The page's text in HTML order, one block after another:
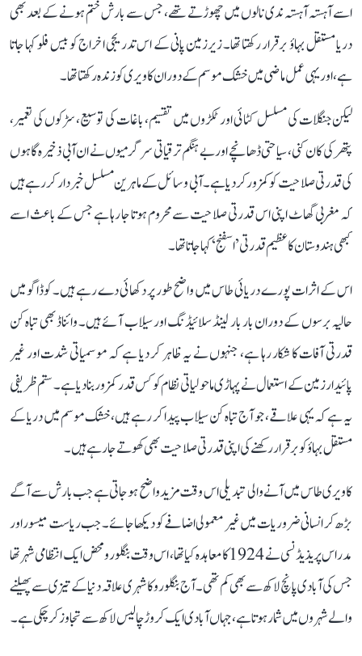
اسے آہستہ آہستہ ندی نالوں میں چھوڑتے تھے، جس سے بارش ختم ہونے کے بعد بھی
دریا مستقل بہاؤ برقرار رکھتا تھا۔ زیرزمین پانی کے اس تدریجی اخراج کو بیس فلو کہا جاتا
ہے، اور یہی عمل ماضی میں خشک موسم کے دوران کاویری کو زندہ رکھتا تھا۔
لیکن جنگلات کی مسلسل کٹائی اور ٹکڑوں میں تقسیم، باغات کی توسیع، سڑکوں کی تعمیر،
پتھر کی کان کنی، سیاحتی ڈھانچے اور بے ہنگم ترقیاتی سرگرمیوں نے ان آبی ذخیرہ گاہوں
کی قدرتی صلاحیت کو کمزور کر دیا ہے۔ آبی وسائل کے ماہرین مسلسل خبردار کر رہے ہیں
کہ مغربی گھاٹ اپنی اس قدرتی صلاحیت سے محروم ہوتا جا رہا ہے جس کے باعث اسے
کبھی ہندوستان کا عظیم قدرتی ’اسفنج‘ کہا جاتا تھا۔
اس کے اثرات پورے دریائی طاس میں واضح طور پر دکھائی دے رہے ہیں۔ کوڈاگو میں
حالیہ برسوں کے دوران بار بار لینڈ سلائیڈنگ اور سیلاب آئے ہیں۔ وائناڈ بھی تباہ کن
قدرتی آفات کا شکار رہا ہے، جنہوں نے یہ ظاہر کر دیا ہے کہ موسمیاتی شدت اور غیر
پائیدار زمین کے استعمال نے پہاڑی ماحولیاتی نظام کو کس قدر کمزور بنا دیا ہے۔ ستم ظریفی
یہ ہے کہ یہی علاقے، جو آج تباہ کن سیلاب پیدا کر رہے ہیں، خشک موسم میں دریا کے
مستقل بہاؤ کو برقرار رکھنے کی اپنی قدرتی صلاحیت بھی کھوتے جا رہے ہیں۔
کاویری طاس میں آنے والی تبدیلی اس وقت مزید واضح ہو جاتی ہے جب بارش سے آگے
بڑھ کر انسانی ضروریات میں غیر معمولی اضافے کو دیکھا جائے۔ جب ریاست میسور اور
مدراس پریذیڈنسی نے 1924 کا معاہدہ کیا تھا، اس وقت بنگلورو محض ایک انتظامی شہر تھا
جس کی آبادی پانچ لاکھ سے بھی کم تھی۔ آج بنگلورو کا شہری علاقہ دنیا کے تیزی سے پھیلنے
والے شہروں میں شمار ہوتا ہے، جہاں آبادی ایک کروڑ چالیس لاکھ سے تجاوز کر چکی ہے۔